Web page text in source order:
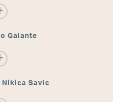
Galante
Nikica Savic